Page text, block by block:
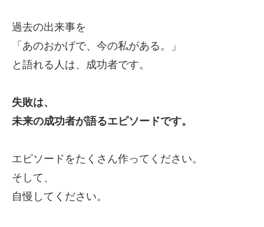
過去の出来事を
「あのおかげで、今の私がある。」
と語れる人は、成功者です。
失敗は、
未来の成功者が語るエピソードです。
エピソードをたくさん作ってください。
そして、
自慢してください。